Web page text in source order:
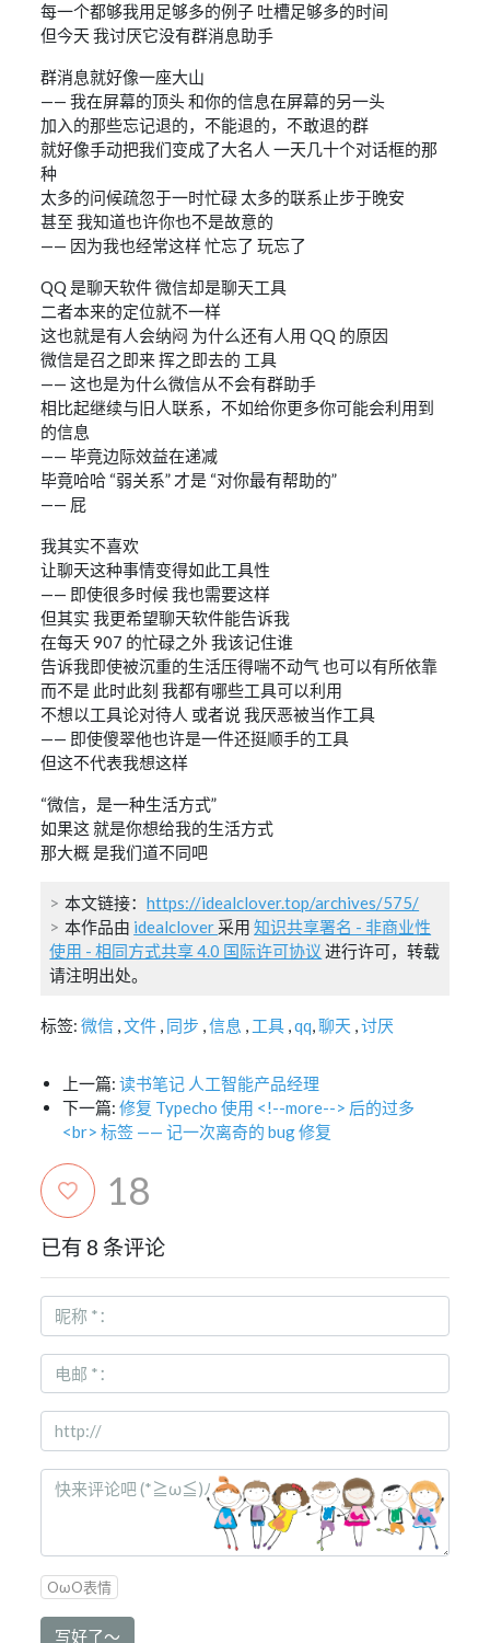
每一个都够我用足够多的例子 吐槽足够多的时间
但今天 我讨厌它没有群消息助手
群消息就好像一座大山
—— 我在屏幕的顶头 和你的信息在屏幕的另一头
加入的那些忘记退的，不能退的，不敢退的群
就好像手动把我们变成了大名人 一天几十个对话框的那
种
太多的问候疏忽于一时忙碌 太多的联系止步于晚安
甚至 我知道也许你也不是故意的
—— 因为我也经常这样 忙忘了 玩忘了
QQ 是聊天软件 微信却是聊天工具
二者本来的定位就不一样
这也就是有人会纳闷 为什么还有人用 QQ 的原因
微信是召之即来 挥之即去的 工具
—— 这也是为什么微信从不会有群助手
相比起继续与旧人联系，不如给你更多你可能会利用到
的信息
—— 毕竟边际效益在递减
毕竟哈哈 “弱关系” 才是 “对你最有帮助的”
—— 屁
我其实不喜欢
让聊天这种事情变得如此工具性
—— 即使很多时候 我也需要这样
但其实 我更希望聊天软件能告诉我
在每天 907 的忙碌之外 我该记住谁
告诉我即使被沉重的生活压得喘不动气 也可以有所依靠
而不是 此时此刻 我都有哪些工具可以利用
不想以工具论对待人 或者说 我厌恶被当作工具
—— 即使傻翠他也许是一件还挺顺手的工具
但这不代表我想这样
“微信，是一种生活方式”
如果这 就是你想给我的生活方式
那大概 是我们道不同吧
本文链接：https://idealclover.top/archives/575/
本作品由 idealclover 采用知识共享署名 - 非商业性
使用 - 相同方式共享 4.0 国际许可协议 进行许可，转载
请注明出处。
标签:微信 ,文件 , 同步 ,信息 , 工具 ,qq,聊天 ,讨厌
上一篇: 读书笔记 人工智能产品经理
下一篇: 修复 Typecho 使用 <!--more--> 后的过多
<br> 标签 —— 记一次离奇的 bug 修复
18
已有 8 条评论
OωO表情
写好了～